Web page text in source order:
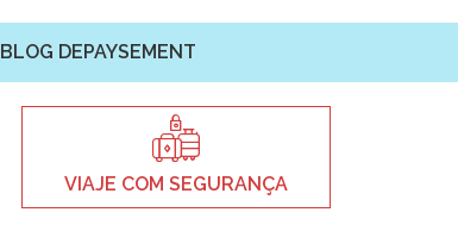
BLOG DEPAYSEMENT
VIAJE COM SEGURANÇA